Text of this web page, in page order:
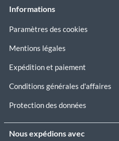
Informations
Paramètres des cookies
Mentions légales
Expédition et paiement
Conditions générales d'affaires
Protection des données
Nous expédions avec